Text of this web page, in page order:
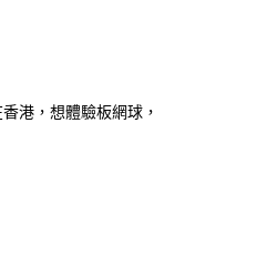
港，想體驗板網球，